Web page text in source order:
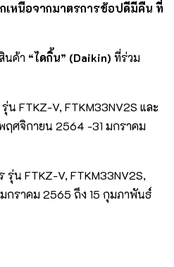
หนือจากมาตรการช้อปดีมีคืน ที่
นค้า “ไดกิ้น” (Daikin) ที่ร่วม
น FTKZ-V, FTKM33NV2S และ
ฤศจิกายน 2564 -31 มกราคม
รุ่น FTKZ-V, FTKM33NV2S,
กราคม 2565 ถึง 15 กุมภาพันธ์